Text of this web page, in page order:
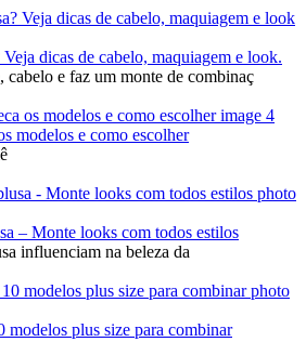
dicas de cabelo, maquiagem e look.
cabelo e faz um monte de combinaç
modelos e como escolher
– Monte looks com todos estilos
influenciam na beleza da
plus size para combinar